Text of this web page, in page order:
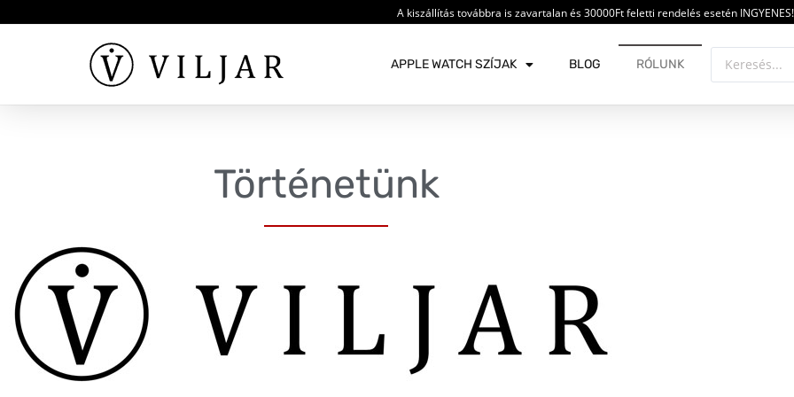
A kiszállítás továbbra is zavartalan és 30000Ft feletti rendelés esetén INGYENES!
APPLE WATCH SZÍJAK BLOG RÓLUNK
Történetünk